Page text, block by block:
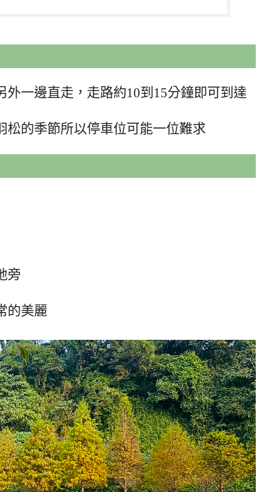
一邊直走，走路約10到15分鐘即可到達
松的季節所以停車位可能一位難求
旁
的美麗